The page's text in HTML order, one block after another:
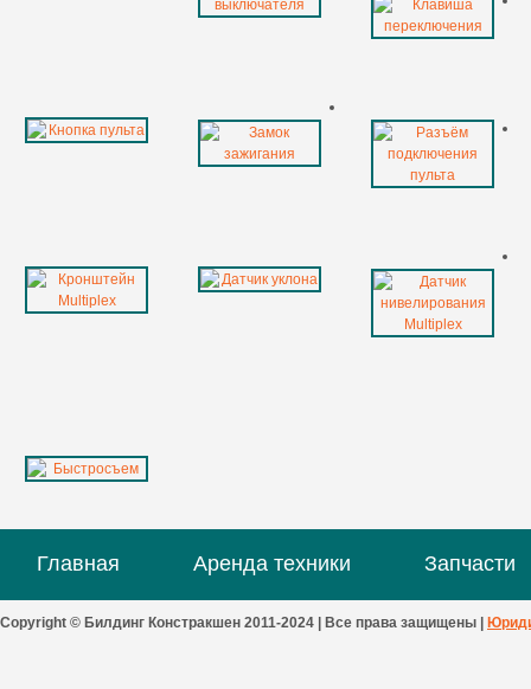
Главная Аренда техники Запчасти
Copyright © Билдинг Констракшен 2011-2024 | Все права защищены |